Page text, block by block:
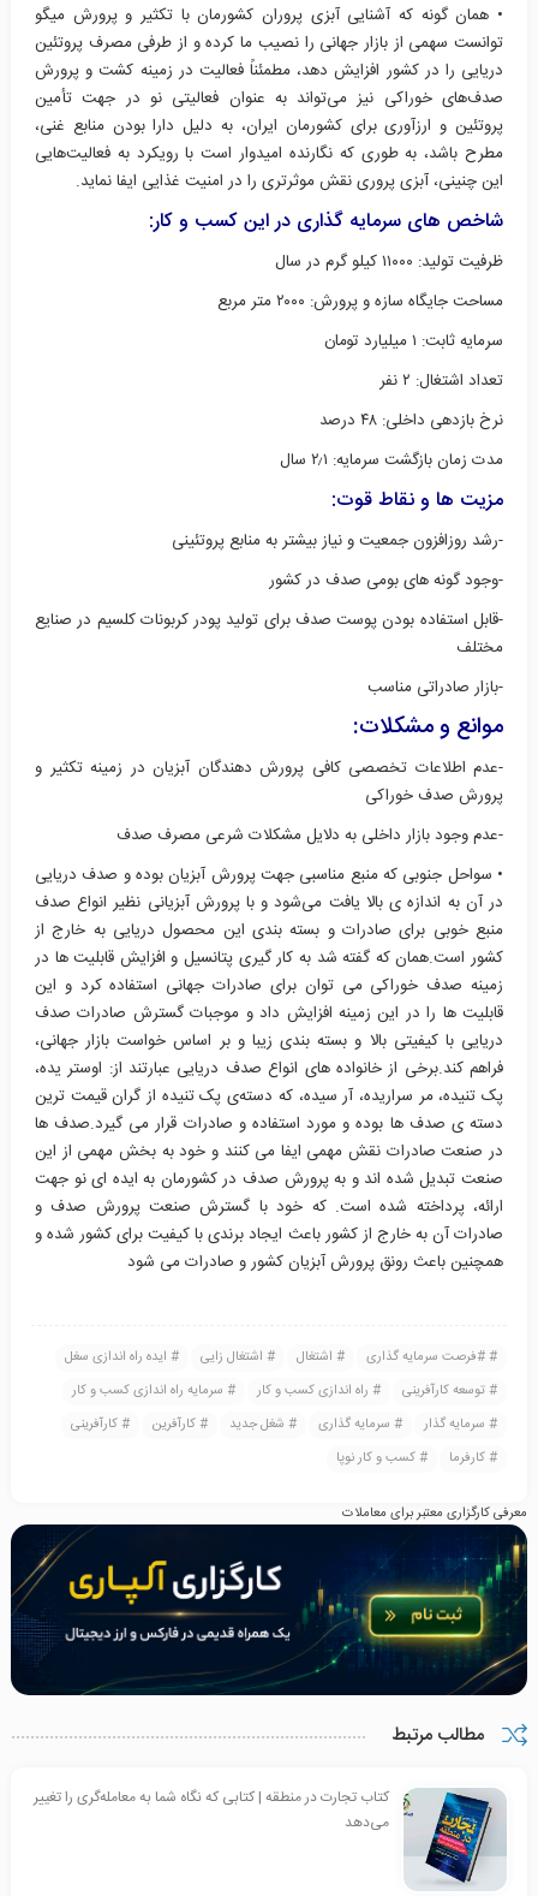
• همان گونه که آشنایی آبزی پروران کشورمان با تکثیر و پرورش میگو
توانست سهمی از بازار جهانی را نصیب ما کرده و از طرفی مصرف پروتئین
دریایی را در کشور افزایش دهد، مطمئناً فعالیت در زمینه کشت و پرورش
صدف‌های خوراکی نیز می‌تواند به عنوان فعالیتی نو در جهت تأمین
پروتئین و ارزآوری برای کشورمان ایران، به دلیل دارا بودن منابع غنی،
مطرح باشد، به طوری که نگارنده امیدوار است با رویکرد به فعالیت‌هایی
این چنینی، آبزی پروری نقش موثرتری را در امنیت غذایی ایفا نماید.
شاخص های سرمایه گذاری در این کسب و کار:
ظرفیت تولید: ۱۱۰۰۰ کیلو گرم
در سال
مساحت جایگاه سازه و پرورش: ۲۰۰۰ متر مربع
سرمایه ثابت: ۱ میلیارد تومان
تعداد اشتغال: ۲ نفر
نرخ بازدهی داخلی: ۴۸ درصد
مدت زمان بازگشت سرمایه: ۲٫۱ سال
مزیت ها و نقاط قوت:
-رشد روزافزون جمعیت و نیاز بیشتر به منابع پروتئینی
-وجود گونه های بومی صدف در کشور
-قابل استفاده بودن پوست صدف برای تولید پودر کربونات کلسیم در صنایع
مختلف
-بازار صادراتی مناسب
موانع و مشکلات:
-عدم اطلاعات تخصصی کافی پرورش دهندگان آبزیان در زمینه تکثیر و
پرورش صدف خوراکی
-عدم وجود بازار داخلی به دلایل مشکلات شرعی مصرف صدف
• سواحل جنوبی که منبع مناسبی جهت پرورش آبزیان بوده و صدف دریایی
در آن به اندازه ی بالا یافت می‌شود و با پرورش آبزیانی نظیر انواع صدف
منبع خوبی برای صادرات و بسته بندی این محصول دریایی به خارج از
کشور است.همان که گفته شد به کار گیری پتانسیل و افزایش قابلیت ها در
زمینه صدف خوراکی می توان برای صادرات جهانی استفاده کرد و این
قابلیت ها را در این زمینه افزایش داد و موجبات گسترش صادرات صدف
دریایی با کیفیتی بالا و بسته بندی زیبا و بر اساس خواست بازار جهانی،
فراهم کند.برخی از خانواده های انواع صدف دریایی عبارتند از: اوستر یده،
پک تنیده، مر سراریده، آر سیده، که دسته‌ی پک تنیده از گران قیمت ترین
دسته ی صدف ها بوده و مورد استفاده و صادرات قرار می گیرد.صدف ها
در صنعت صادرات نقش مهمی ایفا می کنند و خود به بخش مهمی از این
صنعت تبدیل شده اند و به پرورش صدف در کشورمان به ایده ای نو جهت
ارائه، پرداخته شده است. که خود با گسترش صنعت پرورش صدف و
صادرات آن به خارج از کشور باعث ایجاد برندی با کیفیت برای کشور شده و
همچنین باعث رونق پرورش آبزیان کشور و صادرات می شود
#فرصت سرمایه گذاری اشتغال اشتغال زایی
ایده راه اندازی سغل
توسعه کارآفرینی
راه اندازی کسب و کار
سرمایه راه اندازی کسب و کار
سرمایه گذار
سرمایه گذاری شغل جدید کارآفرین
کارآفرینی
کارفرما
کسب و کار نوپا
معرفی کارگزاری معتبر برای معاملات
مطالب مرتبط
کتاب تجارت در منطقه | کتابی که نگاه شما به معامله‌گری را تغییر
می‌دهد